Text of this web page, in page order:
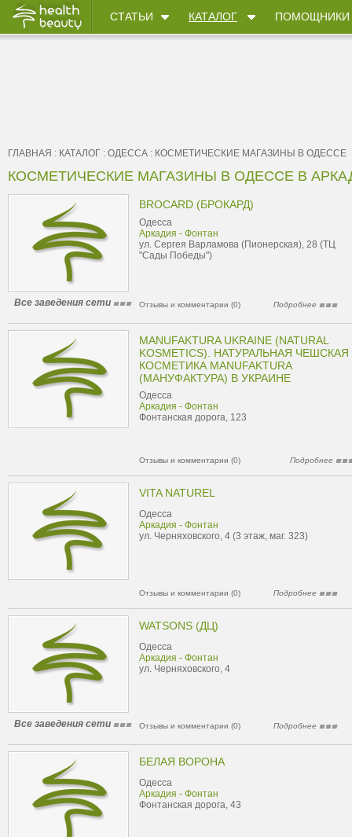
СТАТЬИ КАТАЛОГ ПОМОЩНИКИ
ГЛАВНАЯ : КАТАЛОГ : ОДЕССА : КОСМЕТИЧЕСКИЕ МАГАЗИНЫ В ОДЕССЕ
КОСМЕТИЧЕСКИЕ МАГАЗИНЫ В ОДЕССЕ В
BROCARD (БРОКАРД)
Одесса
Аркадия - Фонтан
ул. Сергея Варламова (Пионерская), 28 (ТЦ
"Сады Победы")
Все заведения сети Отзывы и комментарии (0) Подробнее
MANUFAKTURA UKRAINE (NATURAL
KOSMETICS). НАТУРАЛЬНАЯ ЧЕШСКАЯ
КОСМЕТИКА MANUFAKTURA
(МАНУФАКТУРА) В УКРАИНЕ
Одесса
Аркадия - Фонтан
Фонтанская дорога, 123
Отзывы и комментарии (0) Подробнее
VITA NATUREL
Одесса
Аркадия - Фонтан
ул. Черняховского, 4 (3 этаж, маг. 323)
Отзывы и комментарии (0) Подробнее
WATSONS (ДЦ)
Одесса
Аркадия - Фонтан
ул. Черняховского, 4
Все заведения сети Отзывы и комментарии (0) Подробнее
БЕЛАЯ ВОРОНА
Одесса
Аркадия - Фонтан
Фонтанская дорога, 43